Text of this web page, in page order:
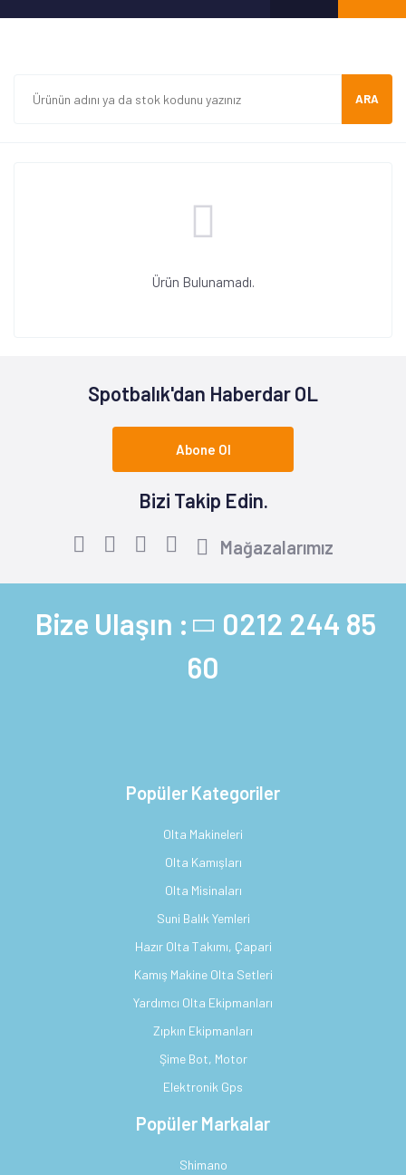
ARA
Ürün Bulunamadı.
Spotbalık'dan Haberdar OL
Abone Ol
Bizi Takip Edin.
Mağazalarımız
Bize Ulaşın : 0212 244 85
60
Popüler Kategoriler
Olta Makineleri
Olta Kamışları
Olta Misinaları
Suni Balık Yemleri
Hazır Olta Takımı, Çapari
Kamış Makine Olta Setleri
Yardımcı Olta Ekipmanları
Zıpkın Ekipmanları
Şime Bot, Motor
Elektronik Gps
Popüler Markalar
Shimano